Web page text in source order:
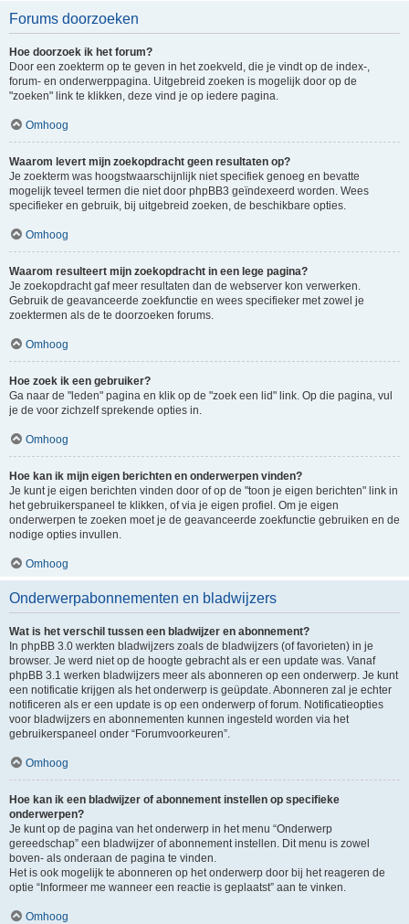
Forums doorzoeken
Hoe doorzoek ik het forum?
Door een zoekterm op te geven in het zoekveld, die je vindt op de index-,
forum- en onderwerppagina. Uitgebreid zoeken is mogelijk door op de
"zoeken" link te klikken, deze vind je op iedere pagina.
Omhoog
Waarom levert mijn zoekopdracht geen resultaten op?
Je zoekterm was hoogstwaarschijnlijk niet specifiek genoeg en bevatte
mogelijk teveel termen die niet door phpBB3 geïndexeerd worden. Wees
specifieker en gebruik, bij uitgebreid zoeken, de beschikbare opties.
Omhoog
Waarom resulteert mijn zoekopdracht in een lege pagina?
Je zoekopdracht gaf meer resultaten dan de webserver kon verwerken.
Gebruik de geavanceerde zoekfunctie en wees specifieker met zowel je
zoektermen als de te doorzoeken forums.
Omhoog
Hoe zoek ik een gebruiker?
Ga naar de "leden" pagina en klik op de "zoek een lid" link. Op die pagina, vul
je de voor zichzelf sprekende opties in.
Omhoog
Hoe kan ik mijn eigen berichten en onderwerpen vinden?
Je kunt je eigen berichten vinden door of op de "toon je eigen berichten" link in
het gebruikerspaneel te klikken, of via je eigen profiel. Om je eigen
onderwerpen te zoeken moet je de geavanceerde zoekfunctie gebruiken en de
nodige opties invullen.
Omhoog
Onderwerpabonnementen en bladwijzers
Wat is het verschil tussen een bladwijzer en abonnement?
In phpBB 3.0 werkten bladwijzers zoals de bladwijzers (of favorieten) in je
browser. Je werd niet op de hoogte gebracht als er een update was. Vanaf
phpBB 3.1 werken bladwijzers meer als abonneren op een onderwerp. Je kunt
een notificatie krijgen als het onderwerp is geüpdate. Abonneren zal je echter
notificeren als er een update is op een onderwerp of forum. Notificatieopties
voor bladwijzers en abonnementen kunnen ingesteld worden via het
gebruikerspaneel onder “Forumvoorkeuren”.
Omhoog
Hoe kan ik een bladwijzer of abonnement instellen op specifieke
onderwerpen?
Je kunt op de pagina van het onderwerp in het menu “Onderwerp
gereedschap” een bladwijzer of abonnement instellen. Dit menu is zowel
boven- als onderaan de pagina te vinden.
Het is ook mogelijk te abonneren op het onderwerp door bij het reageren de
optie “Informeer me wanneer een reactie is geplaatst” aan te vinken.
Omhoog